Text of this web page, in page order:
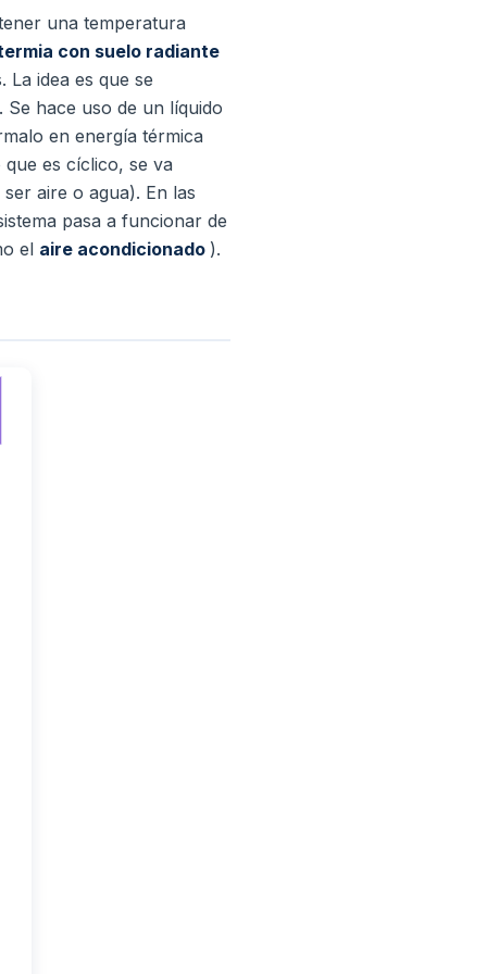
una temperatura
con suelo radiante
La idea es que se
hace uso de un líquido
en energía térmica
es cíclico, se va
aire o agua). En las
pasa a funcionar de
el aire acondicionado ).